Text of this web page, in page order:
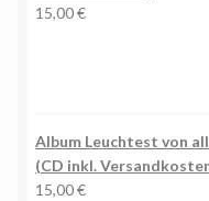
15,00€
Album Leuchtest von
(CD inkl.
15,00€